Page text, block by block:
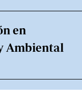
en
Ambiental